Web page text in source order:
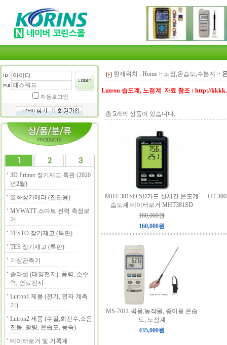
자동로그인
3D Printer 장기재고 특판 (2020
년2월)
열화상카메라 (진단용)
MYWATT 스마트 전력 측정로
거
TESTO 장기재고 (특판)
TES 장기재고 (특판)
기상관측기
솔라셀 (태양전지), 풍력, 소수
력, 연료전지
Lutron1 제품 (전기, 전자 계측
기)
Lutron2 제품 (수질,회전수,소음
진동, 광량, 온습도, 풍속)
데이터로거 및 기록계
현재위치 : Home > 노점,온습도,수분계 >
Lutron 습도계, 노점계 자료 참조 : http://
총 5개의 상품이 있습니다.
MHT-381SD SD카드 실시간 온도계
습도계 데이터로거 MHT381SD
160,000원
160,000원
HT-
MS-7011 곡물,농작물, 종이용 온습
도, 노점계
435,000원